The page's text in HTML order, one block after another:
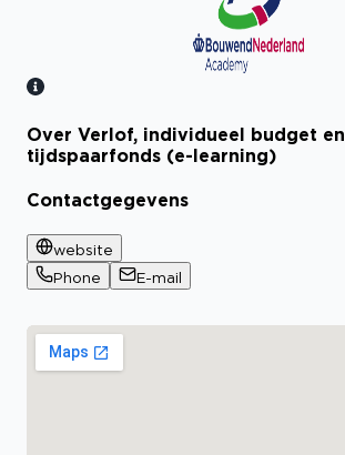
Bekijk certificaat
Over Verlof, individueel budget en
tijdspaarfonds (e-learning)
Contactgegevens
website
Phone
E-mail